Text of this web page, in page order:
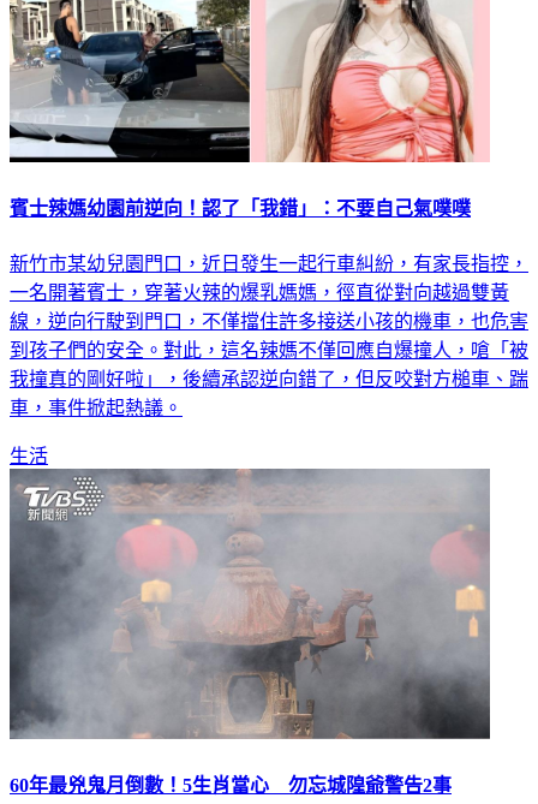
賓士辣媽幼園前逆向！認了「我錯」：不要自己氣噗噗
新竹市某幼兒園門口，近日發生一起行車糾紛，有家長指控，
一名開著賓士，穿著火辣的爆乳媽媽，徑直從對向越過雙黃
線，逆向行駛到門口，不僅擋住許多接送小孩的機車，也危害
到孩子們的安全。對此，這名辣媽不僅回應自爆撞人，嗆「被
我撞真的剛好啦」，後續承認逆向錯了，但反咬對方槌車、踹
車，事件掀起熱議。
生活
60年最兇鬼月倒數！5生肖當心 勿忘城隍爺警告2事